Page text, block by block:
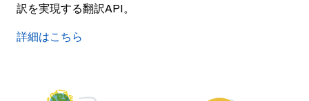
訳を実現する翻訳API。
詳細はこちら